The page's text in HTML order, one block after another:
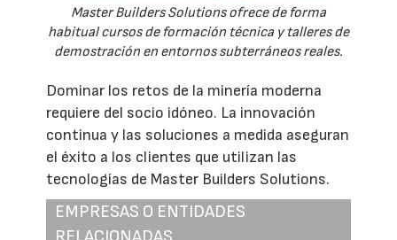
Master Builders Solutions ofrece de forma
habitual cursos de formación técnica y talleres de
demostración en entornos subterráneos reales.
Dominar los retos de la minería moderna
requiere del socio idóneo. La innovación
continua y las soluciones a medida aseguran
el éxito a los clientes que utilizan las
tecnologías de Master Builders Solutions.
EMPRESAS O ENTIDADES